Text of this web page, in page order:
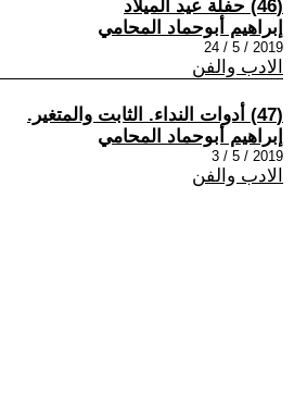
(46) حفلة عيد الميلاد
إبراهيم أبوحماد المحامي
2019 / 5 / 24
الادب والفن
(47) أدوات النداء. الثابت والمتغير.
إبراهيم أبوحماد المحامي
2019 / 5 / 3
الادب والفن